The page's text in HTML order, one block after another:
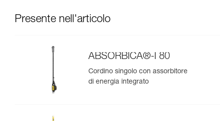
Presente nell'articolo
ABSORBICA®-I 80
Cordino singolo con assorbitore
di energia integrato